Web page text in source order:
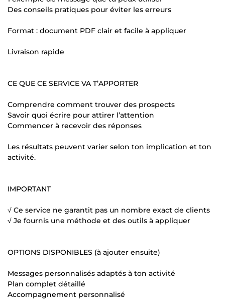
Des conseils pratiques pour éviter les erreurs
Format : document PDF clair et facile à appliquer
Livraison rapide
CE QUE CE SERVICE VA T’APPORTER
Comprendre comment trouver des prospects
Savoir quoi écrire pour attirer l’attention
Commencer à recevoir des réponses
Les résultats peuvent varier selon ton implication et ton
activité.
IMPORTANT
√ Ce service ne garantit pas un nombre exact de clients
√ Je fournis une méthode et des outils à appliquer
OPTIONS DISPONIBLES (à ajouter ensuite)
Messages personnalisés adaptés à ton activité
Plan complet détaillé
Accompagnement personnalisé